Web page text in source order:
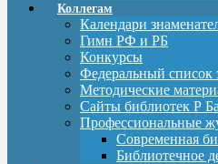
Коллегам
Календари
Гимн РФ и РБ
Конкурсы
Федеральный список
Методические
Сайты библиотек Р
Профессиональные
Современная
Библиотечное